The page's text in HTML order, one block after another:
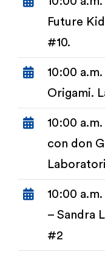
Future
#10.
10:00
Origami.
10:00
con don
10:00
– Sandra
#2